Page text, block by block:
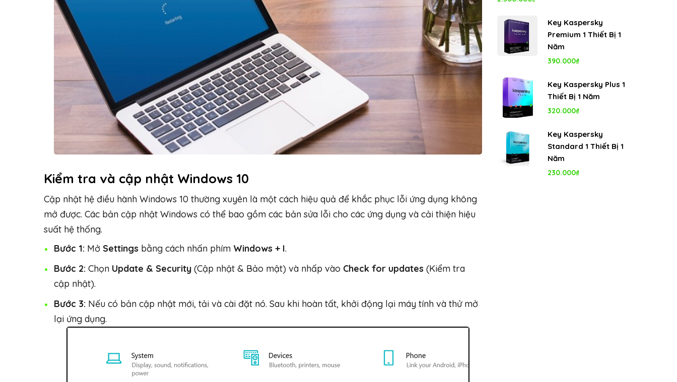
Kiểm tra và cập nhật Windows 10
Cập nhật hệ điều hành Windows 10 thường xuyên là một cách hiệu quả để khắc phục lỗi ứng dụng không
mở được. Các bản cập nhật Windows có thể bao gồm các bản sửa lỗi cho các ứng dụng và cải thiện hiệu
suất hệ thống.
Bước 1: Mở Settings bằng cách nhấn phím Windows + I.
Bước 2: Chọn Update & Security (Cập nhật & Bảo mật) và nhấp vào Check for updates (Kiểm tra
cập nhật).
Bước 3: Nếu có bản cập nhật mới, tải và cài đặt nó. Sau khi hoàn tất, khởi động lại máy tính và thử mở
lại ứng dụng.
Key Kaspersky
Premium 1 Thiết Bị 1
Năm
390.000₫
Key Kaspersky Plus 1
Thiết Bị 1 Năm
320.000₫
Key Kaspersky
Standard 1 Thiết Bị 1
Năm
230.000₫